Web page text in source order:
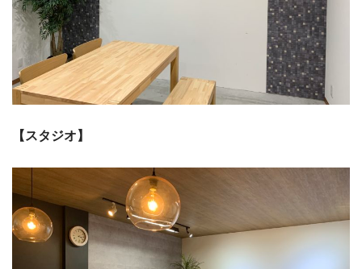
【スタジオ】